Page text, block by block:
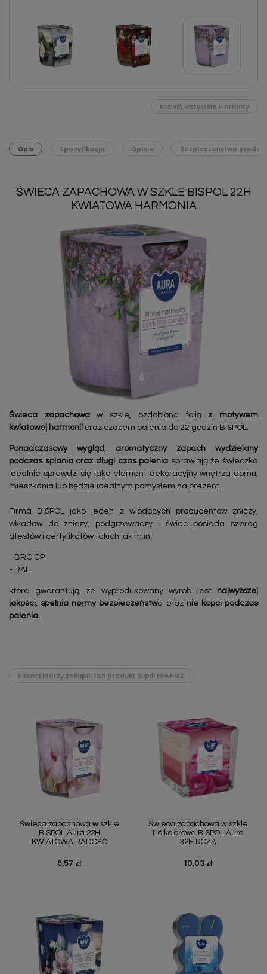
rozwiń wszystkie warianty
Opis Specyfikacja Opinie Bezpieczeństwo
ŚWIECA ZAPACHOWA W SZKLE BISPOL 22H
KWIATOWA HARMONIA
Świeca zapachowaw szkle, ozdobiona folią z motywem
kwiatowej harmonii oraz czasem palenia do 22 godzin BISPOL.
Ponadczasowy wygląd , aromatyczny zapach wydzielany
podczas splania oraz długi czas palenia sprawiają że świeczka
idealnie sprawdzi się jako element dekoracyjny wnętrza domu,
mieszkania lub będzie idealnym pomysłem na prezent.
Firma BISPOL jako jeden z wiodących producentów zniczy,
wkładów do zniczy, podgrzewaczy i świec posiada szereg
atestów i certyfikatów takich jak m.in:
- BRC CP
- RAL
które gwarantują, że wyprodukowany wyrób jest najwyższej
jakości,spełnia normy bezpieczeństwa oraz nie kopci podczas
palenia.
Klienci którzy zakupili ten produkt kupili również:
Świeca zapachowa w szkle
BISPOL Aura 22H
KWIATOWA RADOŚĆ
Cena
6,57 zł
Świeca zapachowa w szkle
trójkolorowa BISPOL Aura
32H RÓŻA
Cena
10,03 zł